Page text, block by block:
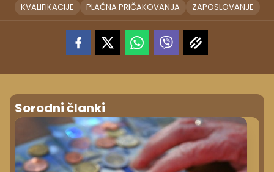
KVALIFIKACIJE
PLAČNA PRIČAKOVANJA ZAPOSLOVANJE
Sorodni članki